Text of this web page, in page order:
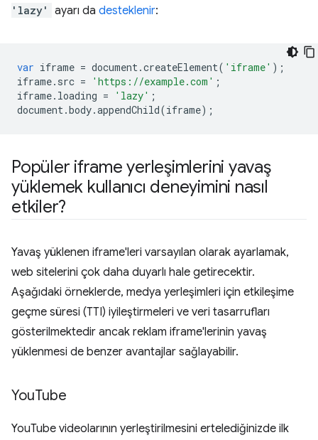
'lazy'
ayarı da desteklenir:
var iframe = document.createElement( 'iframe' );
iframe. src = 'https://example.com' ;
iframe. loading = 'lazy' ;
document.body.appendChild(iframe);
Popüler iframe yerleşimlerini yavaş
yüklemek kullanıcı deneyimini nasıl
etkiler?
Yavaş yüklenen iframe'leri varsayılan olarak ayarlamak,
web sitelerini çok daha duyarlı hale getirecektir.
Aşağıdaki örneklerde, medya yerleşimleri için etkileşime
geçme süresi (TTI) iyileştirmeleri ve veri tasarrufları
gösterilmektedir ancak reklam iframe'lerinin yavaş
yüklenmesi de benzer avantajlar sağlayabilir.
YouTube
YouTube videolarının yerleştirilmesini ertelediğinizde ilk